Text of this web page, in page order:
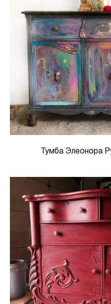
Тумба Элеонора